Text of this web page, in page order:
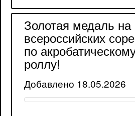
Золотая медаль на
всероссийских
по
роллу!
Добавлено 18.05.2026